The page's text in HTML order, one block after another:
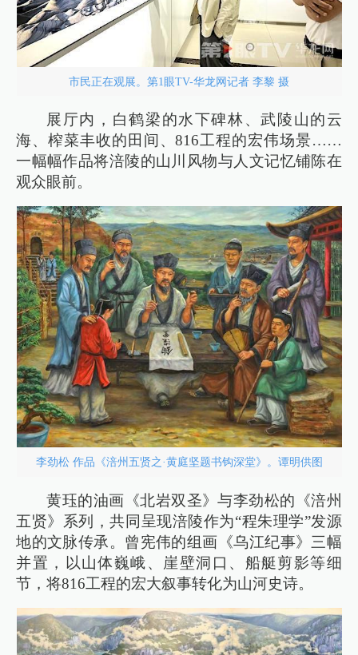
市民正在观展。第1眼TV-华龙网记者 李黎 摄
展厅内，白鹤梁的水下碑林、武陵山的云
海、榨菜丰收的田间、816工程的宏伟场景……
一幅幅作品将涪陵的山川风物与人文记忆铺陈在
观众眼前。
李劲松 作品《涪州五贤之·黄庭坚题书钩深堂》。谭明供图
黄珏的油画《北岩双圣》与李劲松的《涪州
五贤》系列，共同呈现涪陵作为“程朱理学”发源
地的文脉传承。曾宪伟的组画《乌江纪事》三幅
并置，以山体巍峨、崖壁洞口、船艇剪影等细
节，将816工程的宏大叙事转化为山河史诗。